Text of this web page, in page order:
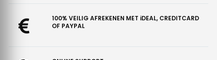
100% VEILIG AFREKENEN MET iDEAL, CREDITCARD
OF PAYPAL